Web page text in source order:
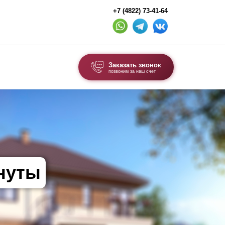
+7 (4822) 73-41-64
Комбинированные заборы
Секционные заборы
ВОРОТА И КАЛИТКИ
Ворота откатные
Ворота распашные
Заказать звонок
позвоним за наш счет